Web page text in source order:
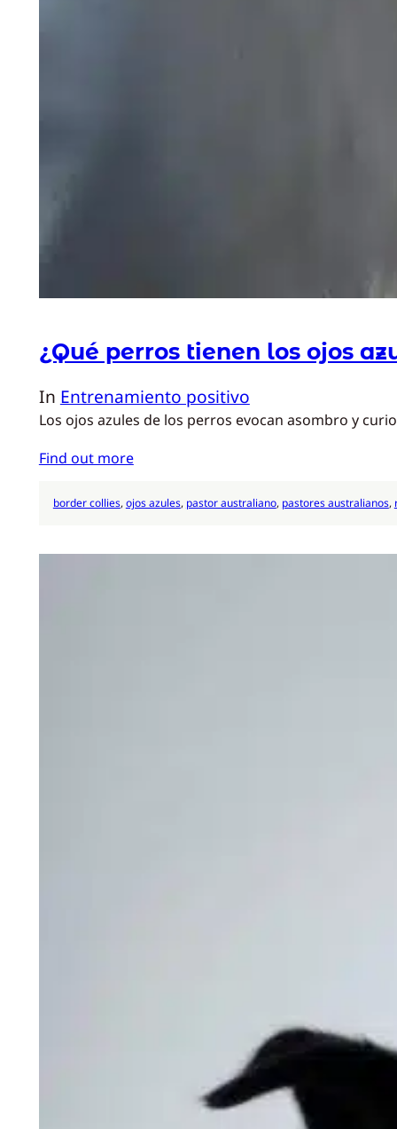
¿Qué perros tienen los ojos
In Entrenamiento positivo
Los ojos azules de los perros evocan asombro y
Find out more
border collies, ojos azules, pastor australiano, pastores australianos,